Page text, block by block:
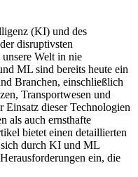
(KI) und des
disruptivsten
Welt in nie
ML sind bereits heute ein
Branchen, einschließlich
Transportwesen und
dieser Technologien
als auch ernsthafte
bietet einen detaillierten
durch KI und ML
ein, die